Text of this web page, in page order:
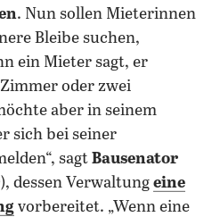
. Nun sollen Mieterinnen
Bleibe suchen,
ein Mieter sagt, er
oder zwei
aber in seinem
sich bei seiner
sagt Bausenator
dessen Verwaltung eine
vorbereitet. „Wenn eine